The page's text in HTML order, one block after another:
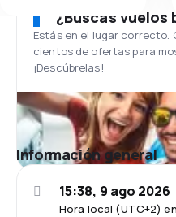
¿Buscas vuelos
Estás en el lugar correcto.
cientos de ofertas para
¡Descúbrelas!
Información general
Hora local (UTC+2)
15:38, 9 ago 2026